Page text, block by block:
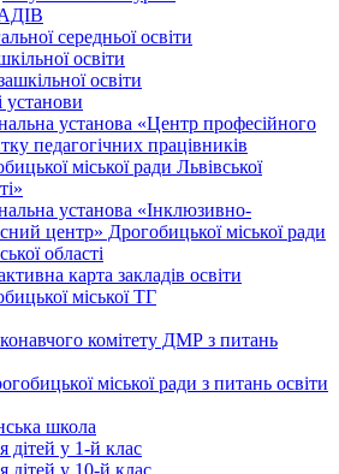
середньої освіти
освіти
освіти
установи
установа «Центр професійного
педагогічних працівників
міської ради Львівської
установа «Інклюзивно-
центр» Дрогобицької міської ради
області
карта закладів освіти
міської ТГ
комітету ДМР з питань
міської ради з питань освіти
школа
дітей у 1-й клас
дітей у 10-й клас